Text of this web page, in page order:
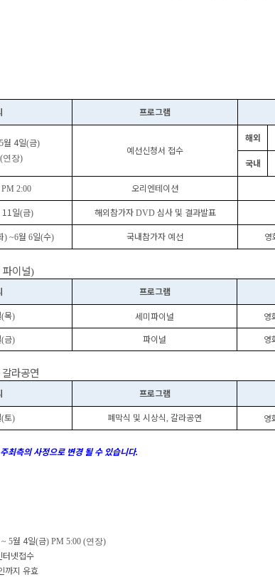
프로그램
월 4일(금)
연장)
예선신청서 접수
해외
국내
2:00 오리엔테이션
일(금) 해외참가자 DVD 심사 및 결과발표
) ~6월 6일(수) 국내참가자 예선 영
파이널)
프로그램
(목) 세미파이널 영
(금) 파이널 영
갈라공연
프로그램
(토) 폐막식 및 시상식, 갈라공연 영
최측의 사정으로 변경 될 수 있습니다.
5월 4일(금) PM 5:00 (연장)
터넷접수
까지 유효